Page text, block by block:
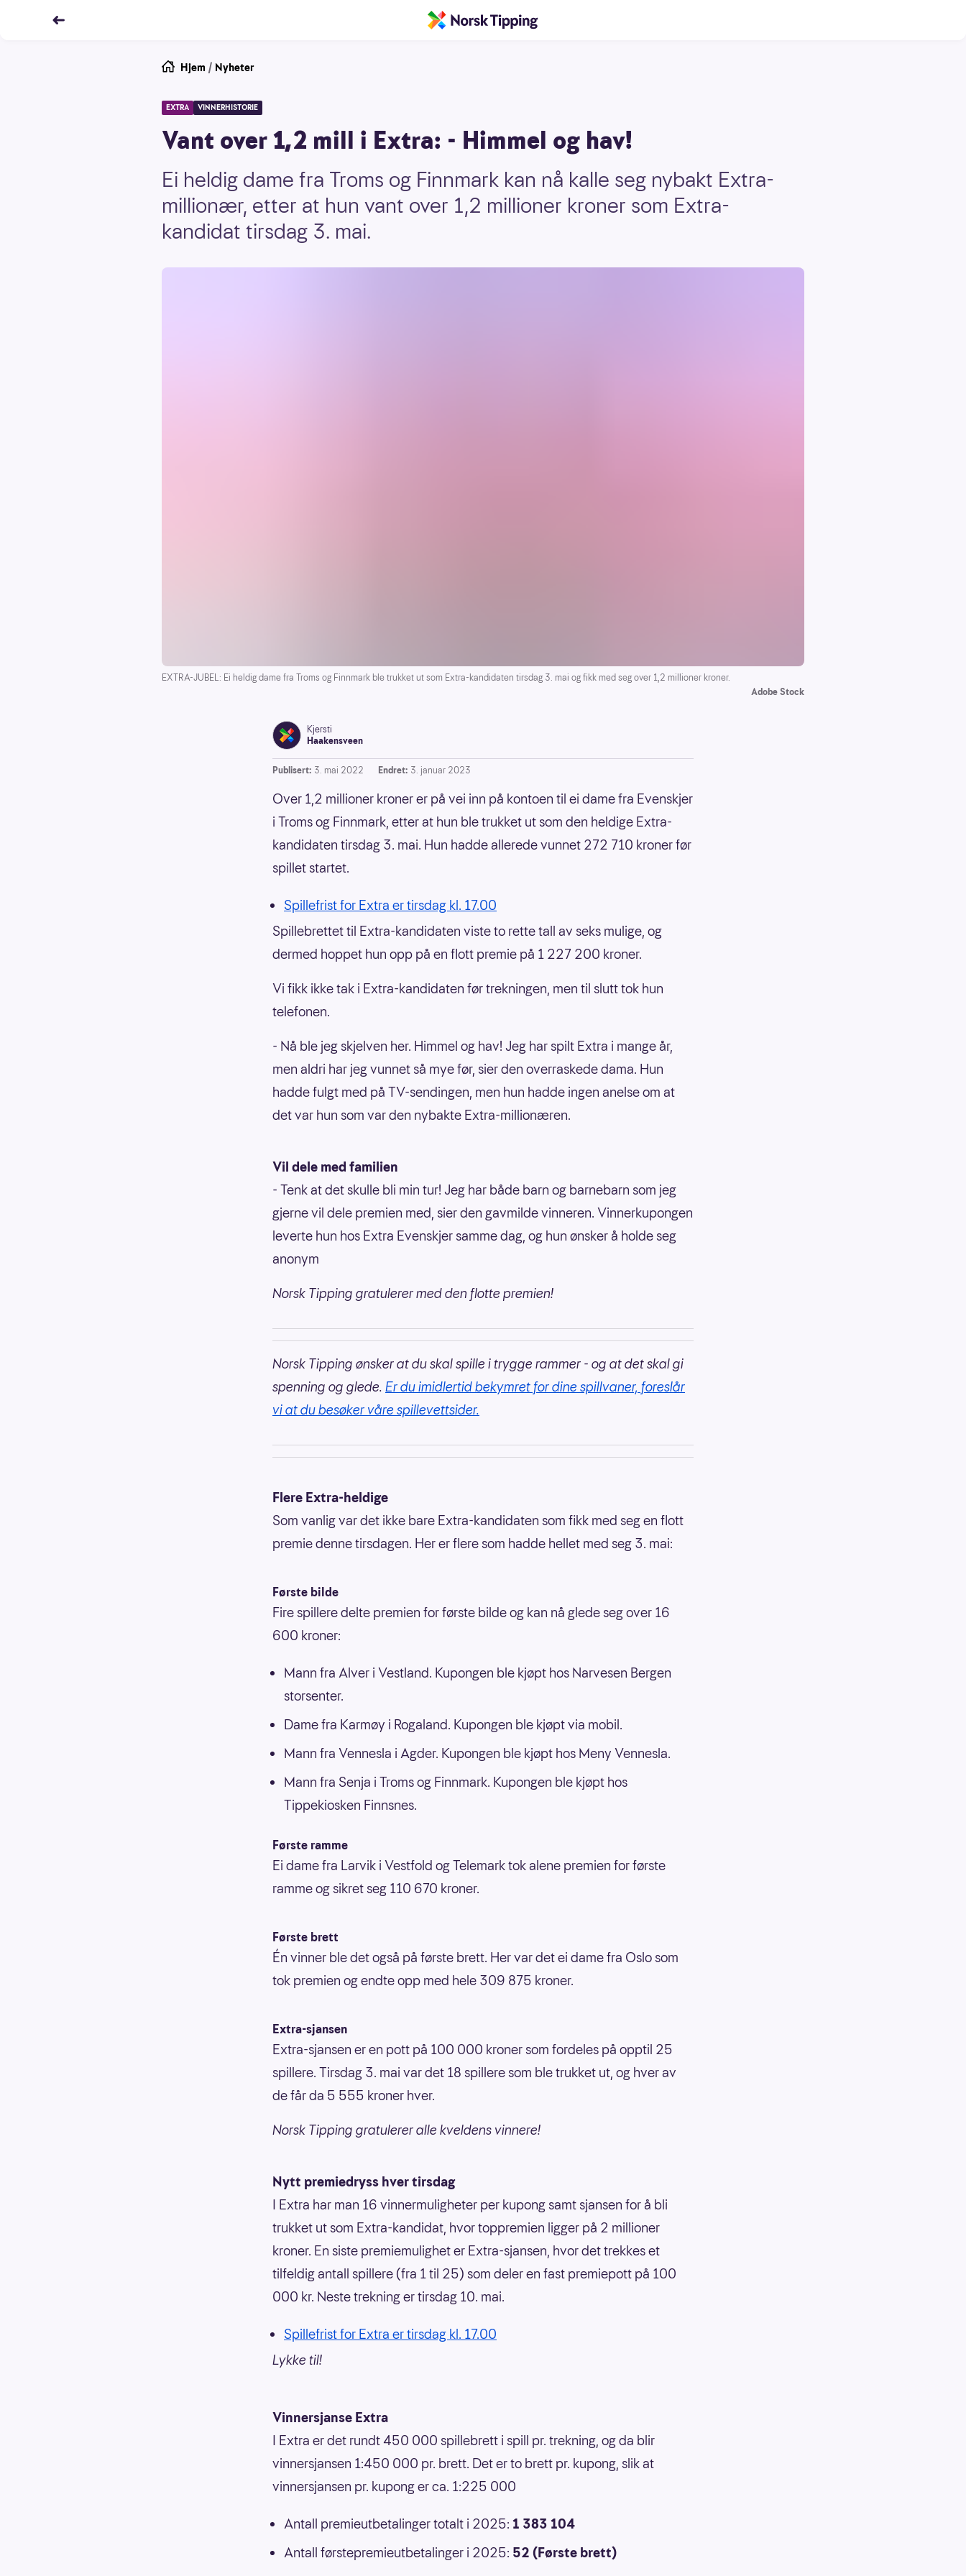
Hjem / Nyheter
EXTRA VINNERHISTORIE
Vant over 1,2 mill i Extra: - Himmel og hav!
Ei heldig dame fra Troms og Finnmark kan nå kalle seg nybakt Extra-
millionær, etter at hun vant over 1,2 millioner kroner som Extra-
kandidat tirsdag 3. mai.
EXTRA-JUBEL: Ei heldig dame fra Troms og Finnmark ble trukket ut som Extra-kandidaten tirsdag 3. mai og fikk med seg over 1,2 millioner kroner.
Adobe Stock
Kjersti
Haakensveen
Publisert: 3. mai 2022 Endret: 3. januar 2023
Over 1,2 millioner kroner er på vei inn på kontoen til ei dame fra Evenskjer
i Troms og Finnmark, etter at hun ble trukket ut som den heldige Extra-
kandidaten tirsdag 3. mai. Hun hadde allerede vunnet 272 710 kroner før
spillet startet.
Spillefrist for Extra er tirsdag kl. 17.00
Spillebrettet til Extra-kandidaten viste to rette tall av seks mulige, og
dermed hoppet hun opp på en flott premie på 1 227 200 kroner.
Vi fikk ikke tak i Extra-kandidaten før trekningen, men til slutt tok hun
telefonen.
- Nå ble jeg skjelven her. Himmel og hav! Jeg har spilt Extra i mange år,
men aldri har jeg vunnet så mye før, sier den overraskede dama. Hun
hadde fulgt med på TV-sendingen, men hun hadde ingen anelse om at
det var hun som var den nybakte Extra-millionæren.
Vil dele med familien
- Tenk at det skulle bli min tur! Jeg har både barn og barnebarn som jeg
gjerne vil dele premien med, sier den gavmilde vinneren. Vinnerkupongen
leverte hun hos Extra Evenskjer samme dag, og hun ønsker å holde seg
anonym
Norsk Tipping gratulerer med den flotte premien!
Norsk Tipping ønsker at du skal spille i trygge rammer - og at det skal gi
spenning og glede. Er du imidlertid bekymret for dine spillvaner, foreslår
vi at du besøker våre spillevettsider.
Flere Extra-heldige
Som vanlig var det ikke bare Extra-kandidaten som fikk med seg en flott
premie denne tirsdagen. Her er flere som hadde hellet med seg 3. mai:
Første bilde
Fire spillere delte premien for første bilde og kan nå glede seg over 16
600 kroner:
Mann fra Alver i Vestland. Kupongen ble kjøpt hos Narvesen Bergen
storsenter.
Dame fra Karmøy i Rogaland. Kupongen ble kjøpt via mobil.
Mann fra Vennesla i Agder. Kupongen ble kjøpt hos Meny Vennesla.
Mann fra Senja i Troms og Finnmark. Kupongen ble kjøpt hos
Tippekiosken Finnsnes.
Første ramme
Ei dame fra Larvik i Vestfold og Telemark tok alene premien for første
ramme og sikret seg 110 670 kroner.
Første brett
Én vinner ble det også på første brett. Her var det ei dame fra Oslo som
tok premien og endte opp med hele 309 875 kroner.
Extra-sjansen
Extra-sjansen er en pott på 100 000 kroner som fordeles på opptil 25
spillere. Tirsdag 3. mai var det 18 spillere som ble trukket ut, og hver av
de får da 5 555 kroner hver.
Norsk Tipping gratulerer alle kveldens vinnere!
Nytt premiedryss hver tirsdag
I Extra har man 16 vinnermuligheter per kupong samt sjansen for å bli
trukket ut som Extra-kandidat, hvor toppremien ligger på 2 millioner
kroner. En siste premiemulighet er Extra-sjansen, hvor det trekkes et
tilfeldig antall spillere (fra 1 til 25) som deler en fast premiepott på 100
000 kr. Neste trekning er tirsdag 10. mai.
Spillefrist for Extra er tirsdag kl. 17.00
Lykke til!
Vinnersjanse Extra
I Extra er det rundt 450 000 spillebrett i spill pr. trekning, og da blir
vinnersjansen 1:450 000 pr. brett. Det er to brett pr. kupong, slik at
vinnersjansen pr. kupong er ca. 1:225 000
Antall premieutbetalinger totalt i 2025: 1 383 104
Antall førstepremieutbetalinger i 2025: 52 (Første brett)